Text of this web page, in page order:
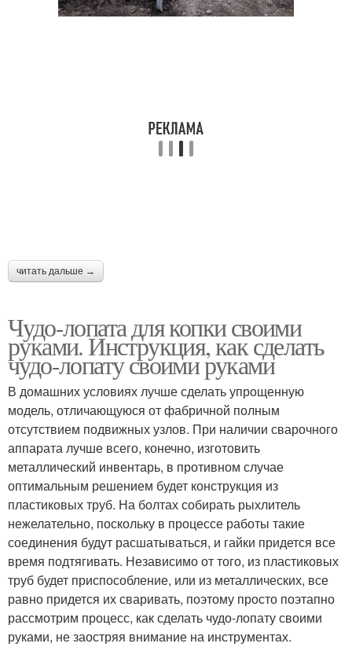
читать дальше →
Чудо-лопата для копки своими
руками. Инструкция, как сделать
чудо-лопату своими руками
В домашних условиях лучше сделать упрощенную
модель, отличающуюся от фабричной полным
отсутствием подвижных узлов. При наличии сварочного
аппарата лучше всего, конечно, изготовить
металлический инвентарь, в противном случае
оптимальным решением будет конструкция из
пластиковых труб. На болтах собирать рыхлитель
нежелательно, поскольку в процессе работы такие
соединения будут расшатываться, и гайки придется все
время подтягивать. Независимо от того, из пластиковых
труб будет приспособление, или из металлических, все
равно придется их сваривать, поэтому просто поэтапно
рассмотрим процесс, как сделать чудо-лопату своими
руками, не заостряя внимание на инструментах.